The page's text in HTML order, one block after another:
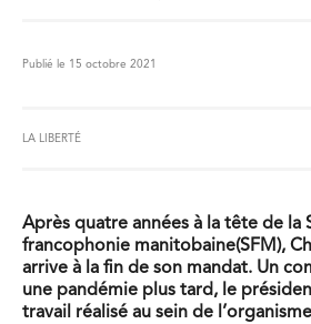
Publié le 15 octobre 2021
LA LIBERTÉ
Après quatre années à la tête de la
francophonie manitobaine(SFM),
arrive à la fin de son mandat. Un
une pandémie plus tard, le
travail réalisé au sein de